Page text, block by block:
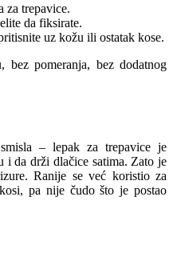
za trepavice.
da fiksirate.
uz kožu ili ostatak kose.
bez pomeranja, bez dodatnog
– lepak za trepavice je
i da drži dlačice satima. Zato je
Ranije se već koristio za
pa nije čudo što je postao